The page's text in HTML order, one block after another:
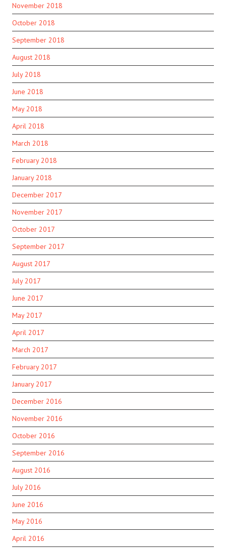
November 2018
October 2018
September 2018
August 2018
July 2018
June 2018
May 2018
April 2018
March 2018
February 2018
January 2018
December 2017
November 2017
October 2017
September 2017
August 2017
July 2017
June 2017
May 2017
April 2017
March 2017
February 2017
January 2017
December 2016
November 2016
October 2016
September 2016
August 2016
July 2016
June 2016
May 2016
April 2016